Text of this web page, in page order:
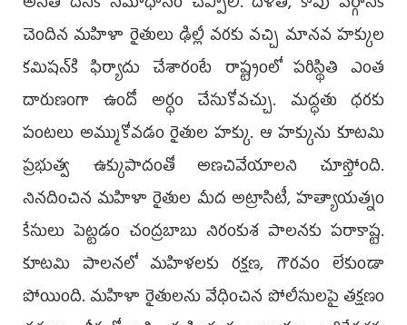
చెందిన మహిళా రైతులు ఢిల్లీ వ‌ర‌కు వ‌చ్చి మాన‌వ హ‌క్కుల
క‌మిష‌న్‌కి ఫిర్యాదు చేశారంటే రాష్ట్రంలో ప‌రిస్థితి ఎంత
దారుణంగా ఉందో అర్ధం చేసుకోవ‌చ్చు. మ‌ద్ధ‌తు ధ‌ర‌కు
పంట‌లు అమ్ముకోవ‌డం రైతుల హ‌క్కు. ఆ హ‌క్కును కూట‌మి
ప్ర‌భుత్వ ఉక్కుపాదంతో అణ‌చివేయాల‌ని చూస్తోంది.
నిన‌దించిన మ‌హిళా రైతుల మీద అట్రాసిటీ, హ‌త్యాయ‌త్నం
కేసులు పెట్టడం చంద్ర‌బాబు నిరంకుశ పాల‌న‌కు పరాకాష్ట‌.
కూట‌మి పాల‌న‌లో మ‌హిళ‌ల‌కు ర‌క్ష‌ణ, గౌర‌వం లేకుండా
పోయింది. మ‌హిళా రైతుల‌ను వేధించిన పోలీసుల‌పై త‌క్ష‌ణం